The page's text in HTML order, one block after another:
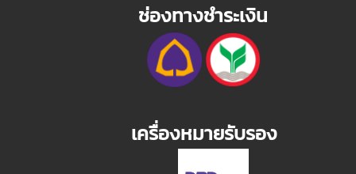
ช่องทางชำระเงิน
เครื่องหมายรับรอง